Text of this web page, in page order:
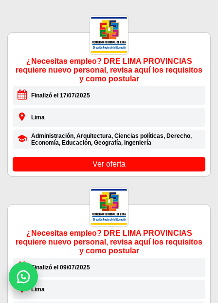
¿Necesitas empleo? DRE LIMA PROVINCIAS
requiere nuevo personal, revisa aquí los requisitos
y como postular
Finalizó el 17/07/2025
Lima
Administración, Arquitectura, Ciencias políticas, Derecho,
Economía, Educación, Geografía, Ingeniería
Ver oferta
¿Necesitas empleo? DRE LIMA PROVINCIAS
requiere nuevo personal, revisa aquí los requisitos
y como postular
Finalizó el 09/07/2025
Lima